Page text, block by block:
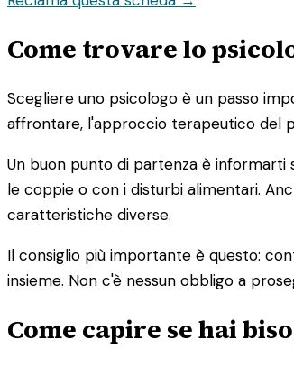
Come trovare lo
Scegliere uno psicologo è un passo
affrontare, l'approccio terapeutico del
Un buon punto di partenza è informarti
le coppie o con i disturbi alimentari.
caratteristiche diverse.
Il consiglio più importante è questo:
insieme. Non c'è nessun obbligo a
Come capire se hai